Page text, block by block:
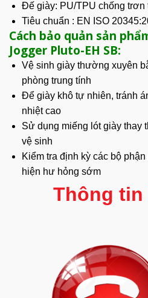
Đế giày: PU/TPU chống
Tiêu chuẩn : EN ISO
Cách bảo quản sản
Jogger Pluto-EH SB:
Vệ sinh giày thường xuyên
phòng trung tính
Để giày khô tự nhiên, tránh
nhiệt cao
Sử dụng miếng lót giày thay
vệ sinh
Kiểm tra định kỳ các bộ
hiện hư hỏng sớm
Thông tin